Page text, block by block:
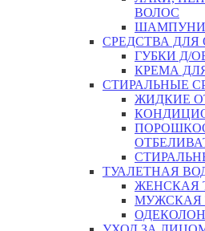
ВОЛОС
ШАМПУНИ
СРЕДСТВА ДЛЯ
ГУБКИ Д/
КРЕМА
СТИРАЛЬНЫЕ
ЖИДКИЕ
ТУАЛЕТНАЯ
ЖЕНСКАЯ
МУЖСКАЯ